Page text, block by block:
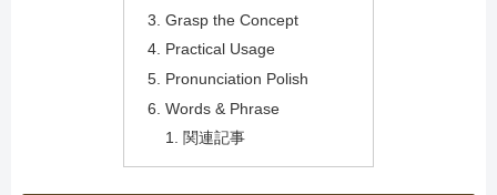
Grasp the Concept
Practical Usage
Pronunciation Polish
Words & Phrase
関連記事